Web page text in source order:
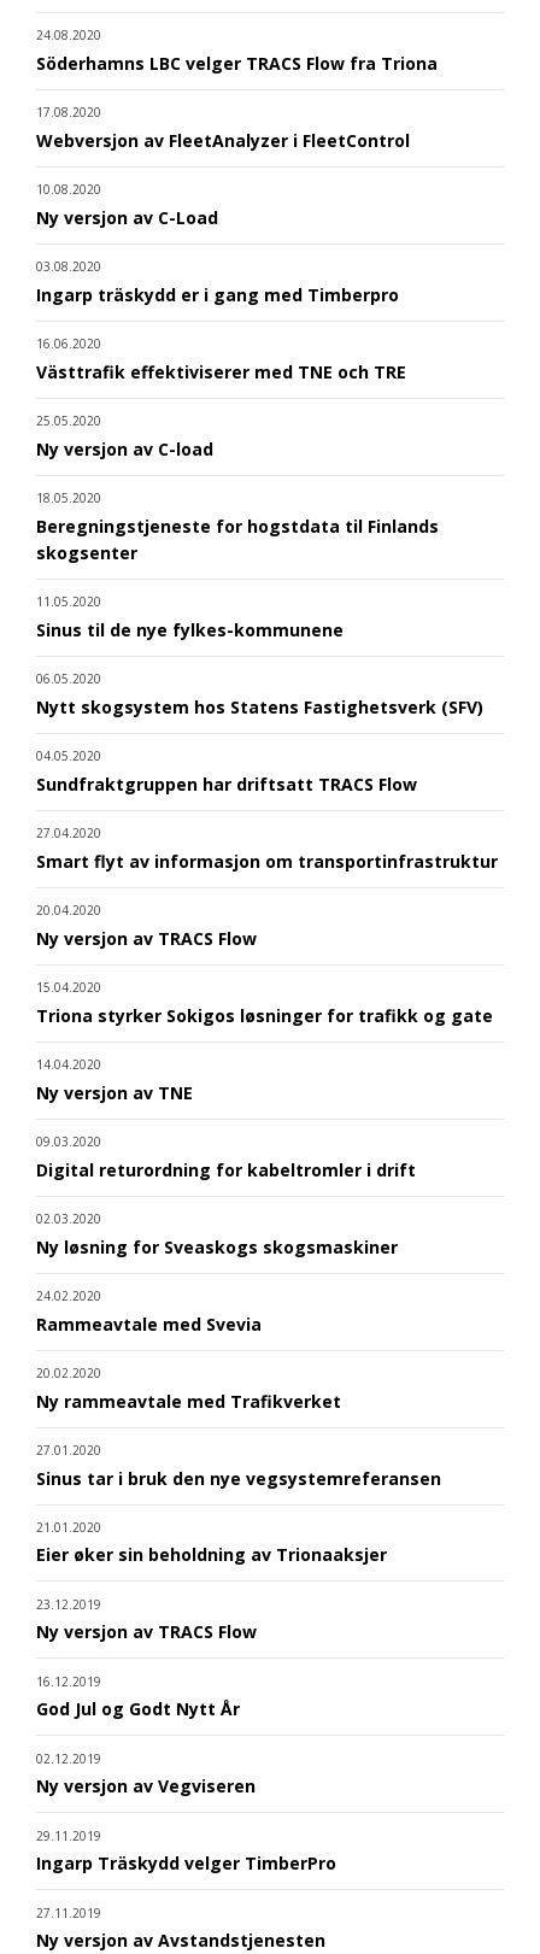
24.08.2020
Söderhamns LBC velger TRACS Flow fra Triona
17.08.2020
Webversjon av FleetAnalyzer i FleetControl
10.08.2020
Ny versjon av C-Load
03.08.2020
Ingarp träskydd er i gang med Timberpro
16.06.2020
Västtrafik effektiviserer med TNE och TRE
25.05.2020
Ny versjon av C-load
18.05.2020
Beregningstjeneste for hogstdata til Finlands
skogsenter
11.05.2020
Sinus til de nye fylkes-kommunene
06.05.2020
Nytt skogsystem hos Statens Fastighetsverk (SFV)
04.05.2020
Sundfraktgruppen har driftsatt TRACS Flow
27.04.2020
Smart flyt av informasjon om transportinfrastruktur
20.04.2020
Ny versjon av TRACS Flow
15.04.2020
Triona styrker Sokigos løsninger for trafikk og gate
14.04.2020
Ny versjon av TNE
09.03.2020
Digital returordning for kabeltromler i drift
02.03.2020
Ny løsning for Sveaskogs skogsmaskiner
24.02.2020
Rammeavtale med Svevia
20.02.2020
Ny rammeavtale med Trafikverket
27.01.2020
Sinus tar i bruk den nye vegsystemreferansen
21.01.2020
Eier øker sin beholdning av Trionaaksjer
23.12.2019
Ny versjon av TRACS Flow
16.12.2019
God Jul og Godt Nytt År
02.12.2019
Ny versjon av Vegviseren
29.11.2019
Ingarp Träskydd velger TimberPro
27.11.2019
Ny versjon av Avstandstjenesten